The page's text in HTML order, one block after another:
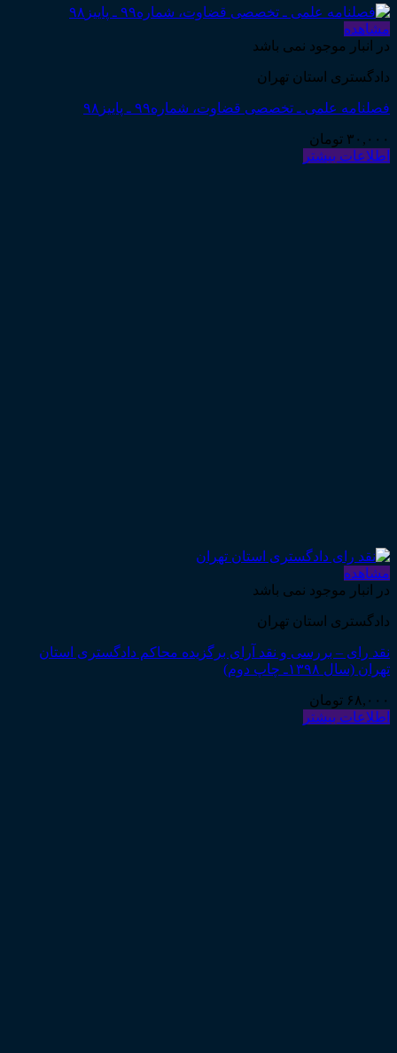
مشاهده
در انبار موجود نمی باشد
دادگستری استان تهران
فصلنامه علمی ـ تخصصی قضاوت، شماره۹۹ ـ پاییز۹۸
۳۰,۰۰۰ تومان
اطلاعات بیشتر
مشاهده
در انبار موجود نمی باشد
دادگستری استان تهران
نقد رای – بررسی و نقد آرای برگزیده محاکم دادگستری استان
تهران (سال ۱۳۹۸ـ چاپ دوم)
۶۸,۰۰۰ تومان
اطلاعات بیشتر